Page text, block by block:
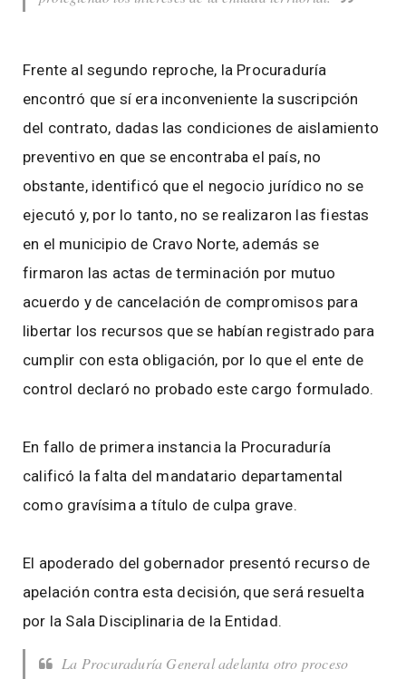
Frente al segundo reproche, la Procuraduría
encontró que sí era inconveniente la suscripción
del contrato, dadas las condiciones de aislamiento
preventivo en que se encontraba el país, no
obstante, identificó que el negocio jurídico no se
ejecutó y, por lo tanto, no se realizaron las fiestas
en el municipio de Cravo Norte, además se
firmaron las actas de terminación por mutuo
acuerdo y de cancelación de compromisos para
libertar los recursos que se habían registrado para
cumplir con esta obligación, por lo que el ente de
control declaró no probado este cargo formulado.
En fallo de primera instancia la Procuraduría
calificó la falta del mandatario departamental
como gravísima a título de culpa grave.
El apoderado del gobernador presentó recurso de
apelación contra esta decisión, que será resuelta
por la Sala Disciplinaria de la Entidad.
La Procuraduría General adelanta otro proceso